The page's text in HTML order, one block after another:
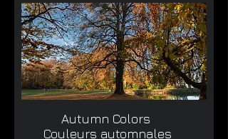
Autumn Colors
Couleurs automnales